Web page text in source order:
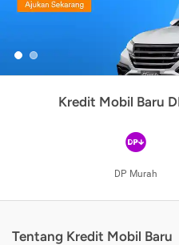
Kredit Mobil Baru
DP Murah
Tentang Kredit Mobil Baru